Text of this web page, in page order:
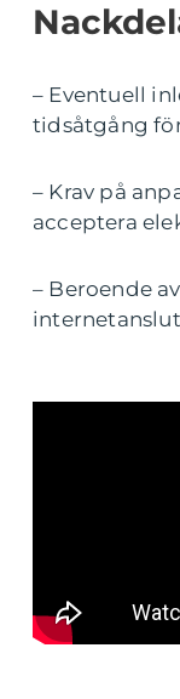
– Eventuell
tidsåtgång
– Krav på
acceptera
– Beroende